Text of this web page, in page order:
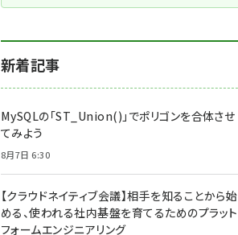
新着記事
MySQLの「ST_Union()」でポリゴンを合体させ
てみよう
8月7日 6:30
【クラウドネイティブ会議】相手を知ることから始
める、使われる社内基盤を育てるためのプラット
フォームエンジニアリング